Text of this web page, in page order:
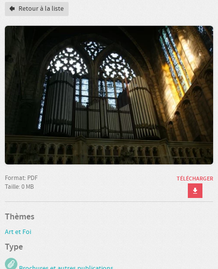
Retour à la liste
TÉLÉCHARGER
Format: PDF
Taille: 0 MB
Thèmes
Art et Foi
Type